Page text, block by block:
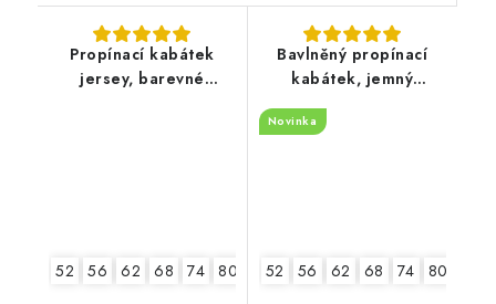
Propínací kabátek
jersey, barevné
52 56 62 68 74 80 86
Bavlněný propínací
kabátek, jemný
pudrový
Novinka
52 56 62 68 74 80